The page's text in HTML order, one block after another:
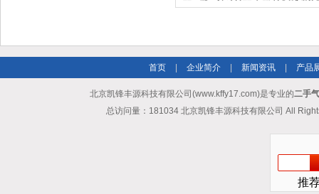
首页 企业简介 新闻资讯 产品
北京凯锋丰源科技有限公司(www.kffy17.com)是专业的二手
总访问量：181034 北京凯锋丰源科技有限公司 All
推